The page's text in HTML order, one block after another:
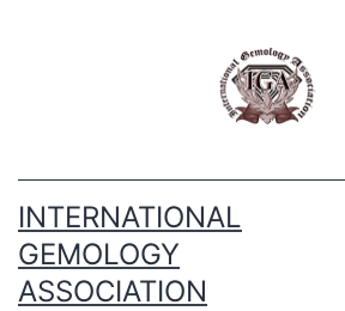
INTERNATIONAL
GEMOLOGY
ASSOCIATION